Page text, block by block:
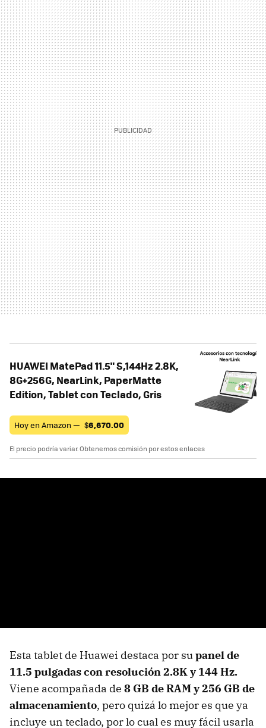
HUAWEI MatePad 11.5" S,144Hz 2.8K,
8G+256G, NearLink, PaperMatte
Edition, Tablet con Teclado, Gris
Hoy en Amazon — $6,670.00
El precio podría variar. Obtenemos comisión por estos enlaces
Esta tablet de Huawei destaca por supanel de
11.5 pulgadas con resolución 2.8K y 144 Hz.
Viene acompañada de 8 GB de RAM y 256 GB de
almacenamiento, pero quizá lo mejor es que ya
incluye un teclado, por lo cual es muy fácil usarla